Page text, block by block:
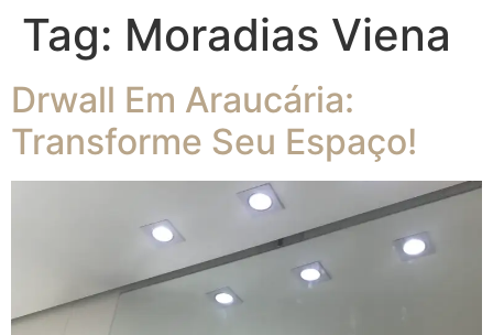
Tag: Moradias Viena
Drwall Em Araucária:
Transforme Seu Espaço!